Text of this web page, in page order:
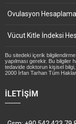
Ovulasyon Hesaplama
Vücut Kitle İndeksi
Bu sitedeki içerik
yapılması gerekir. Bu bilgiler
tedavide doktorun kişisel
2000 İrfan Tarhan Tüm
İLETIŞIM